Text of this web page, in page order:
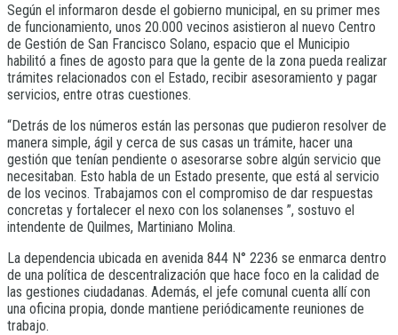
Según el informaron desde el gobierno municipal, en su primer mes
de funcionamiento, unos 20.000 vecinos asistieron al nuevo Centro
de Gestión de San Francisco Solano, espacio que el Municipio
habilitó a fines de agosto para que la gente de la zona pueda realizar
trámites relacionados con el Estado, recibir asesoramiento y pagar
servicios, entre otras cuestiones.
“Detrás de los números están las personas que pudieron resolver de
manera simple, ágil y cerca de sus casas un trámite, hacer una
gestión que tenían pendiente o asesorarse sobre algún servicio que
necesitaban. Esto habla de un Estado presente, que está al servicio
de los vecinos. Trabajamos con el compromiso de dar respuestas
concretas y fortalecer el nexo con los solanenses ”, sostuvo el
intendente de Quilmes, Martiniano Molina.
La dependencia ubicada en avenida 844 N° 2236 se enmarca dentro
de una política de descentralización que hace foco en la calidad de
las gestiones ciudadanas. Además, el jefe comunal cuenta allí con
una oficina propia, donde mantiene periódicamente reuniones de
trabajo.